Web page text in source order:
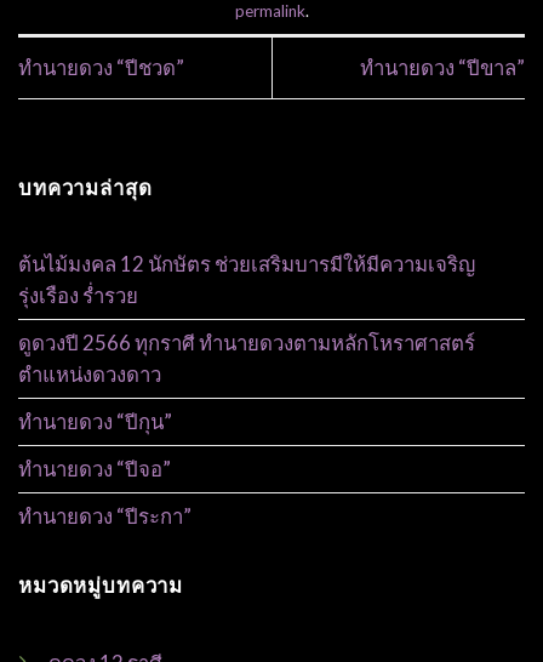
permalink.
ทำนายดวง “ปีชวด” ทำนายดวง “ปีขาล”
บทความล่าสุด
ต้นไม้มงคล 12 นักษัตร ช่วยเสริมบารมีให้มีความเจริญ
รุ่งเรือง ร่ำรวย
ดูดวงปี 2566 ทุกราศี ทำนายดวงตามหลักโหราศาสตร์
ตำแหน่งดวงดาว
ทำนายดวง “ปีกุน”
ทำนายดวง “ปีจอ”
ทำนายดวง “ปีระกา”
หมวดหมู่บทความ